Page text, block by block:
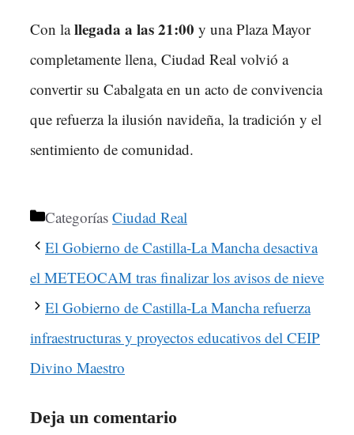
Con lallegada a las 21:00 y una Plaza Mayor
completamente llena, Ciudad Real volvió a
convertir su Cabalgata en un acto de convivencia
que refuerza la ilusión navideña, la tradición y el
sentimiento de comunidad.
Categorías Ciudad Real
El Gobierno de Castilla-La Mancha desactiva
el METEOCAM tras finalizar los avisos de nieve
El Gobierno de Castilla-La Mancha refuerza
infraestructuras y proyectos educativos del CEIP
Divino Maestro
Deja un comentario